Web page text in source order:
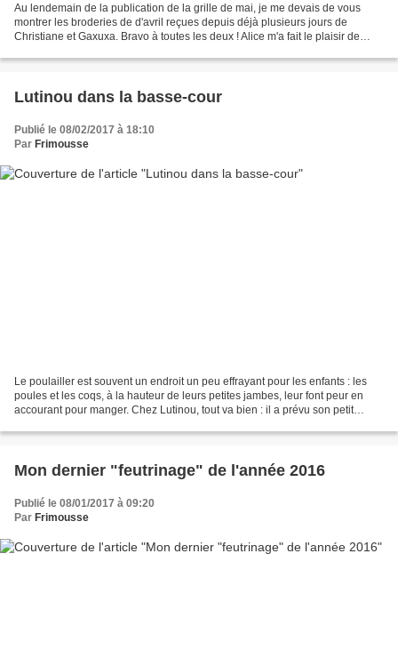
Au lendemain de la publication de la grille de mai, je me devais de vous
montrer les broderies de d'avril reçues depuis déjà plusieurs jours de
Christiane et Gaxuxa. Bravo à toutes les deux ! Alice m'a fait le plaisir de
Lutinou dans la basse-cour
Publié le 08/02/2017 à 18:10
Par Frimousse
Le poulailler est souvent un endroit un peu effrayant pour les enfants : les
poules et les coqs, à la hauteur de leurs petites jambes, leur font peur en
accourant pour manger. Chez Lutinou, tout va bien : il a prévu son petit
Mon dernier "feutrinage" de l'année 2016
Publié le 08/01/2017 à 09:20
Par Frimousse